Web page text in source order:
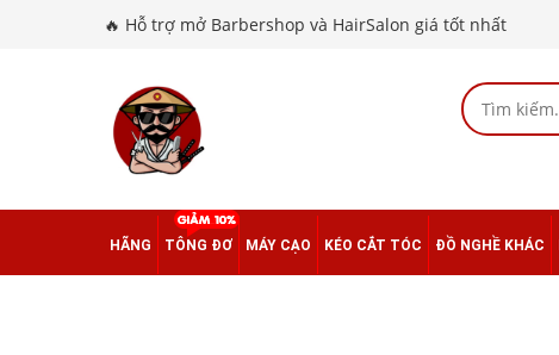
🔥 Hỗ trợ mở Barbershop và HairSalon giá tốt nhất
HÃNG TÔNG ĐƠ MÁY CẠO KÉO CẮT TÓC ĐỒ NGHỀ KHÁC